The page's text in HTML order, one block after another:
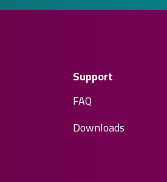
Support
FAQ
Downloads